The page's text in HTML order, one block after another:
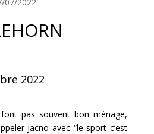
2022
pas souvent bon ménage,
Jacno avec “le sport c’est